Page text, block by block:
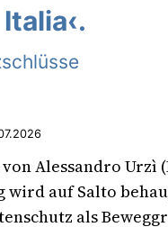
von Alessandro Urzì
wird auf Salto
als